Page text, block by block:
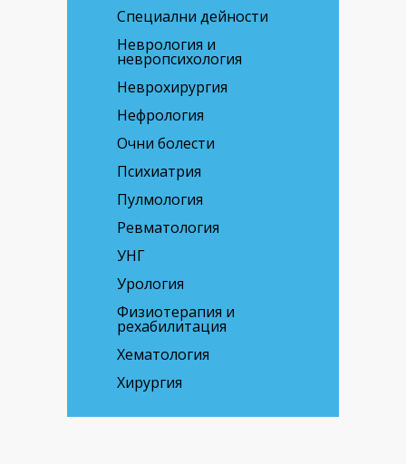
Специални дейности
Неврология и
невропсихология
Неврохирургия
Нефрология
Очни болести
Психиатрия
Пулмология
Ревматология
УНГ
Урология
Физиотерапия и
рехабилитация
Хематология
Хирургия